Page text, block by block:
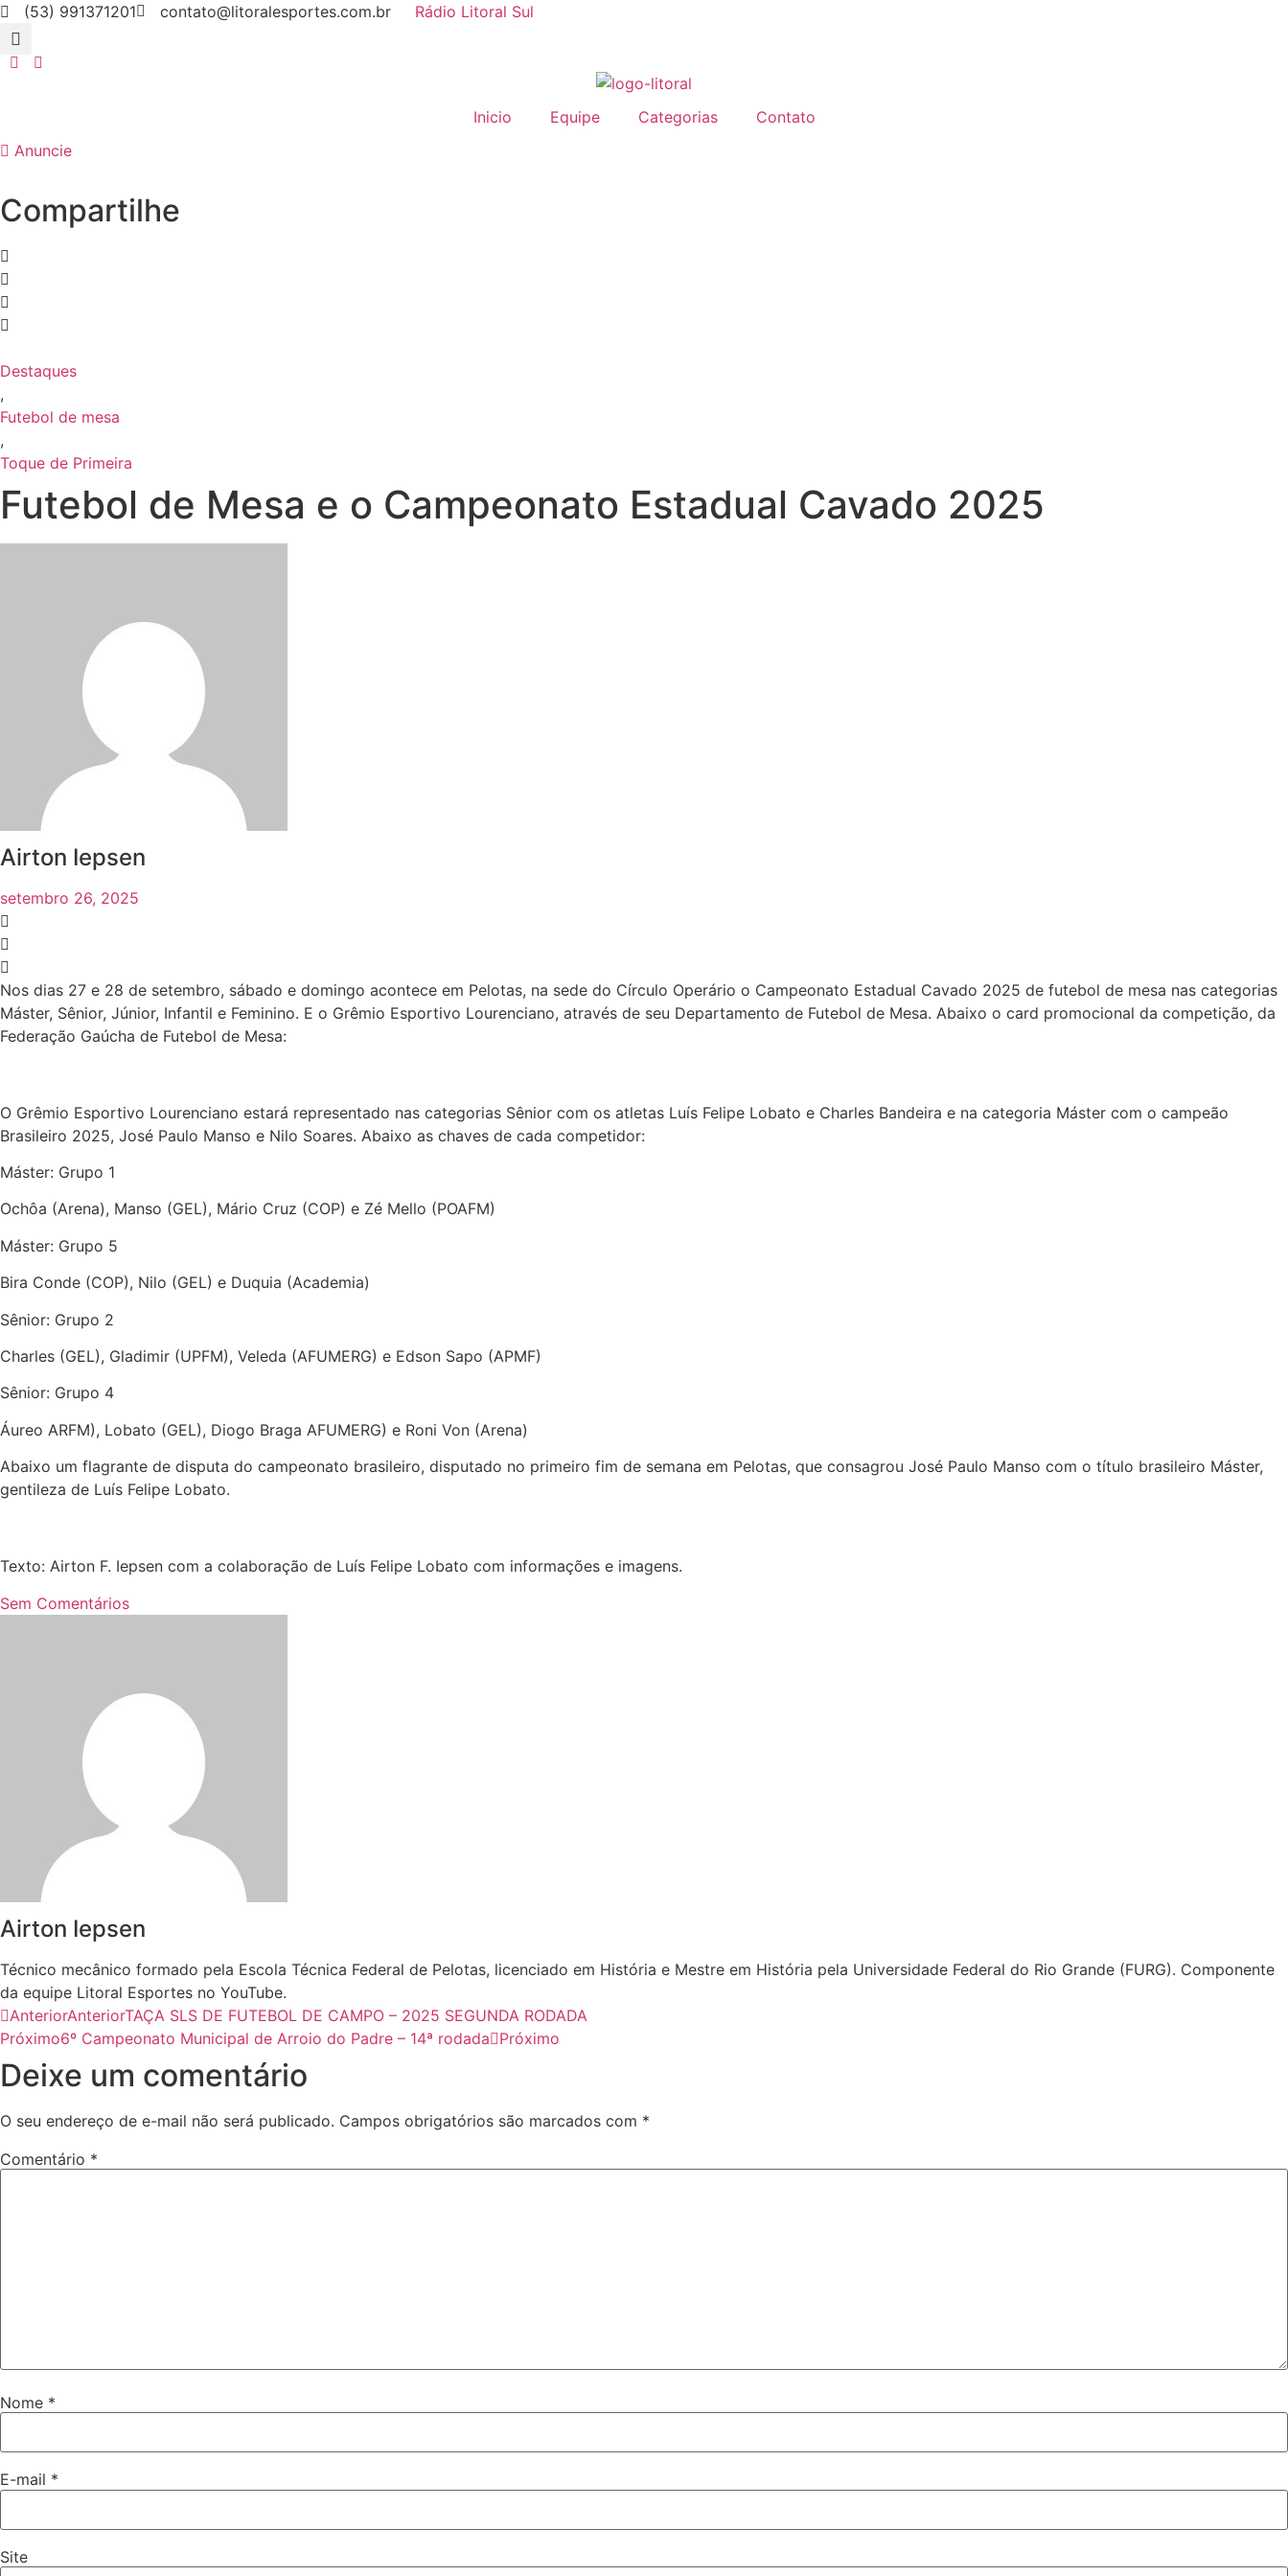
(53) 991371201 contato@litoralesportes.com.br Rádio Litoral Sul
Inicio Equipe Categorias
Contato
Anuncie
Compartilhe
Destaques
,
Futebol de mesa
,
Toque de Primeira
Futebol de Mesa e o Campeonato Estadual Cavado 2025
Airton Iepsen
setembro 26, 2025
Nos dias 27 e 28 de setembro, sábado e domingo acontece em Pelotas, na sede do Círculo Operário o Campeonato Estadual Cavado 2025 de futebol de mesa nas categorias
Máster, Sênior, Júnior, Infantil e Feminino. E o Grêmio Esportivo Lourenciano, através de seu Departamento de Futebol de Mesa. Abaixo o card promocional da competição, da
Federação Gaúcha de Futebol de Mesa:
O Grêmio Esportivo Lourenciano estará representado nas categorias Sênior com os atletas Luís Felipe Lobato e Charles Bandeira e na categoria Máster com o campeão
Brasileiro 2025, José Paulo Manso e Nilo Soares. Abaixo as chaves de cada competidor:
Máster: Grupo 1
Ochôa (Arena), Manso (GEL), Mário Cruz (COP) e Zé Mello (POAFM)
Máster: Grupo 5
Bira Conde (COP), Nilo (GEL) e Duquia (Academia)
Sênior: Grupo 2
Charles (GEL), Gladimir (UPFM), Veleda (AFUMERG) e Edson Sapo (APMF)
Sênior: Grupo 4
Áureo ARFM), Lobato (GEL), Diogo Braga AFUMERG) e Roni Von (Arena)
Abaixo um flagrante de disputa do campeonato brasileiro, disputado no primeiro fim de semana em Pelotas, que consagrou José Paulo Manso com o título brasileiro Máster,
gentileza de Luís Felipe Lobato.
Texto: Airton F. Iepsen com a colaboração de Luís Felipe Lobato com informações e imagens.
Sem Comentários
Airton Iepsen
Técnico mecânico formado pela Escola Técnica Federal de Pelotas, licenciado em História e Mestre em História pela Universidade Federal do Rio Grande (FURG). Componente
da equipe Litoral Esportes no YouTube.
AnteriorAnteriorTAÇA SLS DE FUTEBOL DE CAMPO – 2025 SEGUNDA RODADA
Próximo6º Campeonato Municipal de Arroio do Padre – 14ª rodada Próximo
Deixe um comentário
O seu endereço de e-mail não será publicado. Campos obrigatórios são marcados com *
Comentário *
Nome *
E-mail *
Site